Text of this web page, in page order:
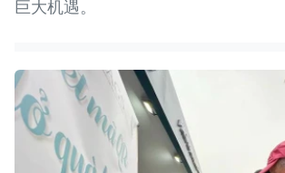
巨大机遇。